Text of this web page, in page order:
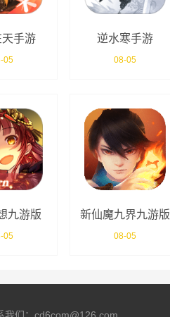
手游
05
逆水寒手游
08-05
九游版
05
新仙魔九界九游版
08-05